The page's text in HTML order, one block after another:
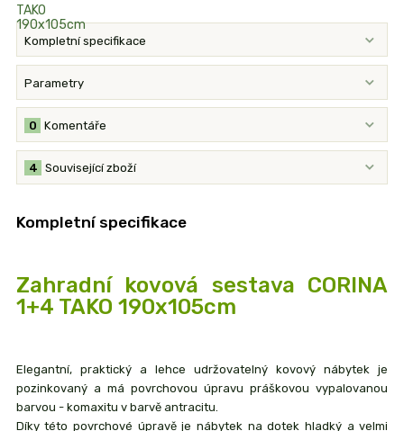
Kompletní specifikace
Parametry
Komentáře
0
Související zboží
4
Kompletní specifikace
Zahradní kovová sestava CORINA
1+4 TAKO 190x105cm
Elegantní, praktický a lehce udržovatelný kovový nábytek je
pozinkovaný a má povrchovou úpravu práškovou vypalovanou
barvou - komaxitu v barvě antracitu.
Díky této povrchové úpravě je nábytek na dotek hladký a velmi